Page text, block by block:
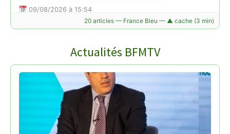
09/08/2026 à 15:54
Un motard est mort dans un accident de la route à
20 articles — France Bleu — ▲ cache (3 min)
Actualités BFMTV